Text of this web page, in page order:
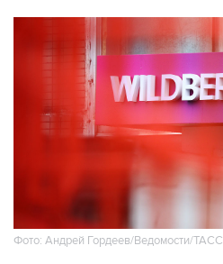
Фото: Андрей Гордеев/Ведомости/ТАСС